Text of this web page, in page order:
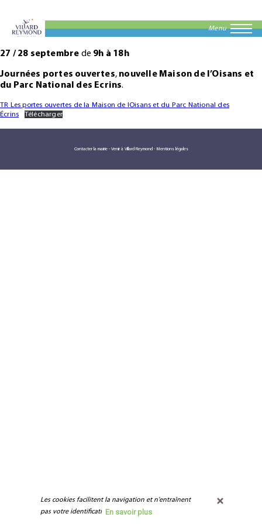
Menu
27 / 28 septembre de 9h à 18h
Journées portes ouvertes, nouvelle Maison de l’Oisans et
du Parc National des Ecrins.
TR Les portes ouvertes de la Maison de lOisans et du Parc National des
Écrins
Télécharger
Contacter la mairie- Venir à Villard Reymond - Mentions légales
Les cookies facilitent la navigation et n'entraînent
pas votre identification.En savoir plus